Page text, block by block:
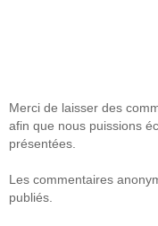
Merci de laisser des
afin que nous puissions
présentées.
Les commentaires
publiés.